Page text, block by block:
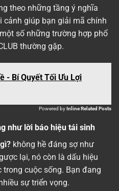
theo những tầng ý nghĩa
cảnh giúp bạn giải mã chính
số những trường hợp phổ
thường gặp.
- Bí Quyết Tối Ưu Lợi
Powered by Inline Related Posts
như lời báo hiệu tái sinh
không hề đáng sợ như
lại, nó còn là dấu hiệu
cuộc sống. Bạn đang
sự triển vọng.